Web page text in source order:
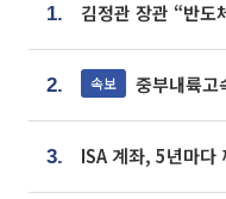
1.
2. 속보 중부내륙고
3. ISA 계좌, 5년마다